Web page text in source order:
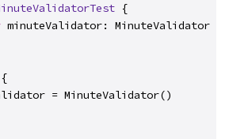
{
minuteValidator: MinuteValidator
{
= MinuteValidator()